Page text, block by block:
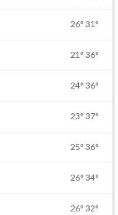
26° 31°
21° 36°
24° 36°
23° 37°
25° 36°
26° 34°
26° 32°